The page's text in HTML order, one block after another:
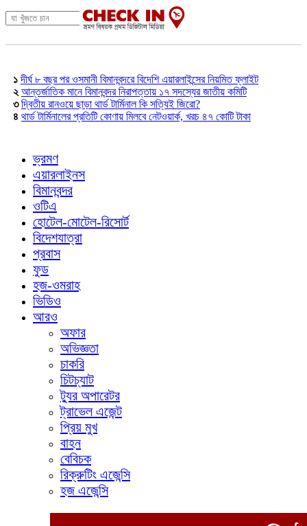
১ দীর্ঘ ৮ বছর পর ওসমানী বিমানবন্দরে বিদেশি এয়ারলাইন্সের নিয়মিত ফ্লাইট
২ আন্তর্জাতিক মানে বিমানবন্দর নিরাপত্তায় ১৭ সদস্যের জাতীয় কমিটি
৩ দ্বিতীয় রানওয়ে ছাড়া থার্ড টার্মিনাল কি সত্যিই জিরো?
৪ থার্ড টার্মিনালের প্রতিটি কোণায় মিলবে নেটওয়ার্ক, খরচ ৪৭ কোটি টাকা
ভ্রমণ
এয়ারলাইনস
বিমানবন্দর
ওটিএ
হোটেল-মোটেল-রিসোর্ট
বিদেশযাত্রা
প্রবাস
ফুড
হজ-ওমরাহ
ভিডিও
আরও
অফার
অভিজ্ঞতা
চাকরি
চিটচ্যাট
ট্যুর অপারেটর
ট্রাভেল এজেন্ট
প্রিয় মুখ
বাহন
বেবিচক
রিক্রুটিং এজেন্সি
হজ এজেন্সি